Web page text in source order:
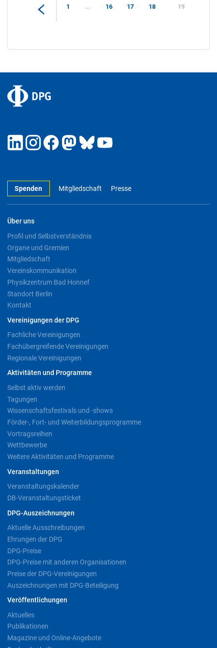
1 ... 16 17 18 19
Spenden Mitgliedschaft Presse
Über uns
Profil und Selbstverständnis
Organe und Gremien
Mitgliedschaft
Vereinskommunikation
Physikzentrum Bad Honnef
Standort Berlin
Kontakt
Vereinigungen der DPG
Fachliche Vereinigungen
Fachübergreifende Vereinigungen
Regionale Vereinigungen
Aktivitäten und Programme
Selbst aktiv werden
Tagungen
Wissenschaftsfestivals und -shows
Förder-, Fort- und Weiterbildungsprogramme
Vortragsreihen
Wettbewerbe
Weitere Aktivitäten und Programme
Veranstaltungen
Veranstaltungskalender
DB-Veranstaltungsticket
DPG-Auszeichnungen
Aktuelle Ausschreibungen
Ehrungen der DPG
DPG-Preise
DPG-Preise mit anderen Organisationen
Preise der DPG-Vereinigungen
Auszeichnungen mit DPG-Beteiligung
Veröffentlichungen
Aktuelles
Publikationen
Magazine und Online-Angebote